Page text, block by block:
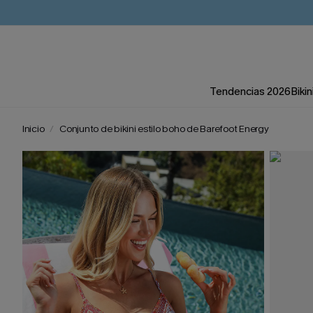
Tendencias 2026
Inicio Conjunto de bikini estilo boho de Barefoot Energy